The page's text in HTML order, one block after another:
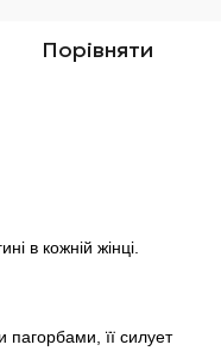
Порівняти
в кожній жінці.
пагорбами, її силует